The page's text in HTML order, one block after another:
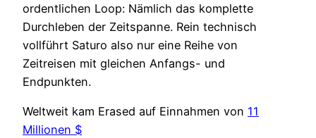
ordentlichen Loop: Nämlich das komplette
Durchleben der Zeitspanne. Rein technisch
vollführt Saturo also nur eine Reihe von
Zeitreisen mit gleichen Anfangs- und
Endpunkten.
Weltweit kam Erased auf Einnahmen von 11
Millionen $